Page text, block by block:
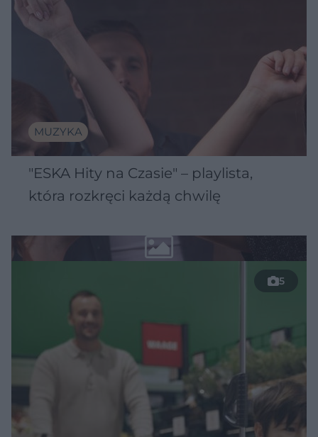
MUZYKA
"ESKA Hity na Czasie" – playlista,
która rozkręci każdą chwilę
5